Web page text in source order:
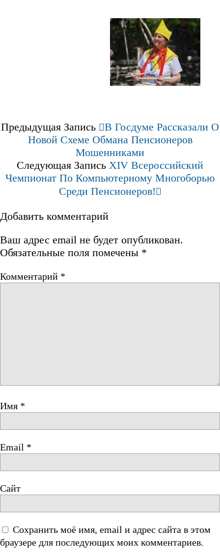
Предыдущая Запись
В Госдуме Рассказали О
Новой Схеме Обмана Пенсионеров
Мошенниками
Следующая Запись XIV Всероссийский
Чемпионат По Компьютерному Многоборью
Среди Пенсионеров!
Добавить комментарий
Ваш адрес email не будет опубликован.
Обязательные поля помечены *
Комментарий *
Имя *
Email *
Сайт
Сохранить моё имя, email и адрес сайта в этом
браузере для последующих моих комментариев.